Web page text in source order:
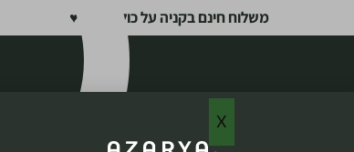
משלוח חינם בקניה על כול האתר ♥
X